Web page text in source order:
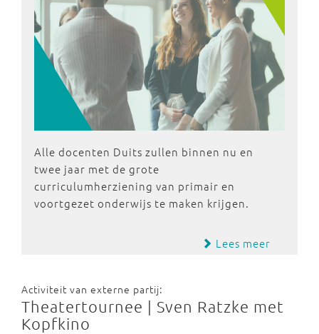
Alle docenten Duits zullen binnen nu en
twee jaar met de grote
curriculumherziening van primair en
voortgezet onderwijs te maken krijgen.
Lees meer
Activiteit van externe partij:
Theatertournee | Sven Ratzke met
Kopfkino